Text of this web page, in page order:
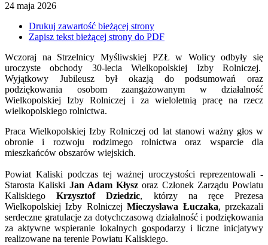
24 maja 2026
Drukuj zawartość bieżącej strony
Zapisz tekst bieżącej strony do PDF
Wczoraj na Strzelnicy Myśliwskiej PZŁ w Wolicy odbyły się
uroczyste obchody 30-lecia Wielkopolskiej Izby Rolniczej.
Wyjątkowy Jubileusz był okazją do podsumowań oraz
podziękowania osobom zaangażowanym w działalność
Wielkopolskiej Izby Rolniczej i za wieloletnią pracę na rzecz
wielkopolskiego rolnictwa.
Praca Wielkopolskiej Izby Rolniczej od lat stanowi ważny głos w
obronie i rozwoju rodzimego rolnictwa oraz wsparcie dla
mieszkańców obszarów wiejskich.
Powiat Kaliski podczas tej ważnej uroczystości reprezentowali -
Starosta Kaliski Jan Adam Kłysz oraz Członek Zarządu Powiatu
KaliskiegoKrzysztof Dziedzic, którzy na ręce Prezesa
Wielkopolskiej Izby RolniczejMieczysława Łuczaka, przekazali
serdeczne gratulacje za dotychczasową działalność i podziękowania
za aktywne wspieranie lokalnych gospodarzy i liczne inicjatywy
realizowane na terenie Powiatu Kaliskiego.